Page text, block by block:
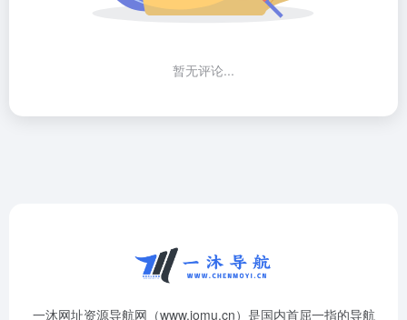
暂无评论...
一沐网址资源导航网（www.iomu.cn）是国内首屈一指的导航